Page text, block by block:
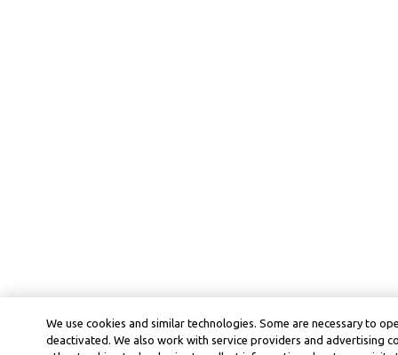
We use cookies and similar technologies. Some are necessary to
deactivated. We also work with service providers and advertising